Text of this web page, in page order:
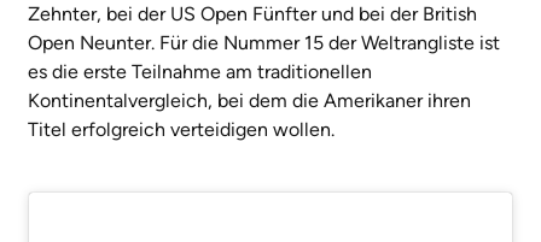
Zehnter, bei der US Open Fünfter und bei der British
Open Neunter. Für die Nummer 15 der Weltrangliste ist
es die erste Teilnahme am traditionellen
Kontinentalvergleich, bei dem die Amerikaner ihren
Titel erfolgreich verteidigen wollen.